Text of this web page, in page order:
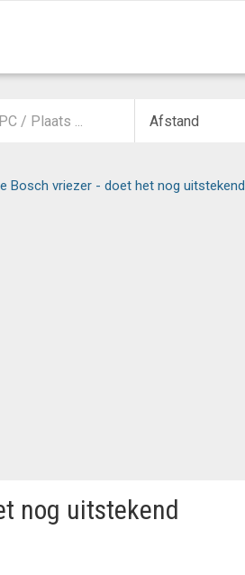
Bosch vriezer - doet het nog uitstekend
nog uitstekend